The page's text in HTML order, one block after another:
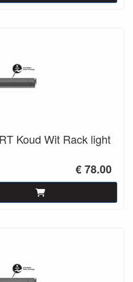
Koud Wit Rack light
€ 78.00